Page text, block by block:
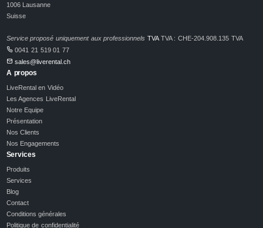
1006 Lausanne
Suisse
Service proposé uniquement aux professionnels TVATVA : CHE-204.908.135 TVA
0041 21 519 01 77
sales@liverental.ch
A propos
LiveRental en Vidéo
Les Agences LiveRental
Notre Equipe
Présentation
Nos Clients
Nos Engagements
Services
Produits
Services
Blog
Contact
Conditions générales
Politique de confidentialité